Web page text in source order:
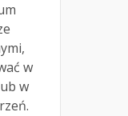
w
w